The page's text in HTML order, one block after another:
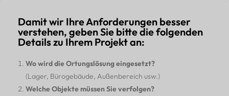
Damit wir Ihre Anforderungen besser
verstehen, geben Sie bitte die folgenden
Details zu Ihrem Projekt an:
Wo wird die Ortungslösung eingesetzt?
(Lager, Bürogebäude, Außenbereich usw.)
Welche Objekte müssen Sie verfolgen?